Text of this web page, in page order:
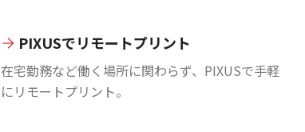
PIXUSでリモートプリント
在宅勤務など働く場所に関わらず、PIXUSで手軽
にリモートプリント。